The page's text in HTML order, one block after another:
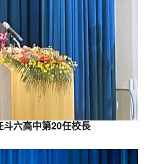
六高中第20任校長